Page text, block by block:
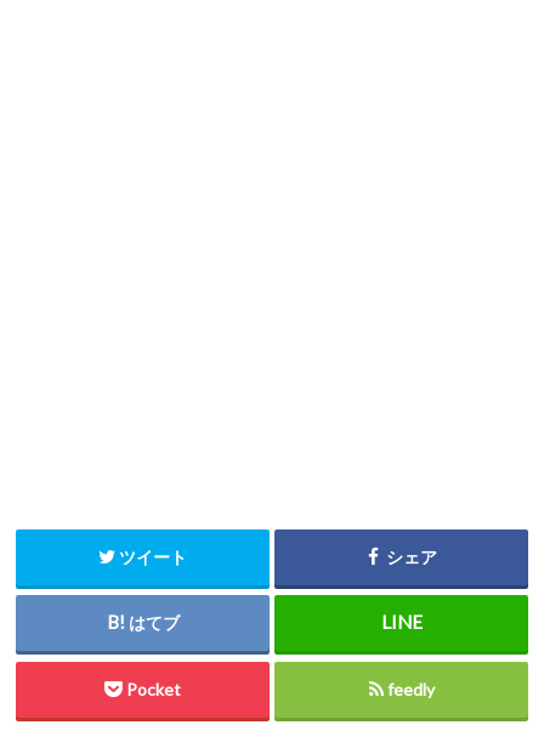
ツイート シェア
はてブ
Pocket feedly